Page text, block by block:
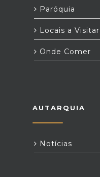
Paróquia
Locais a Visitar
Onde Comer
AUTARQUIA
Notícias